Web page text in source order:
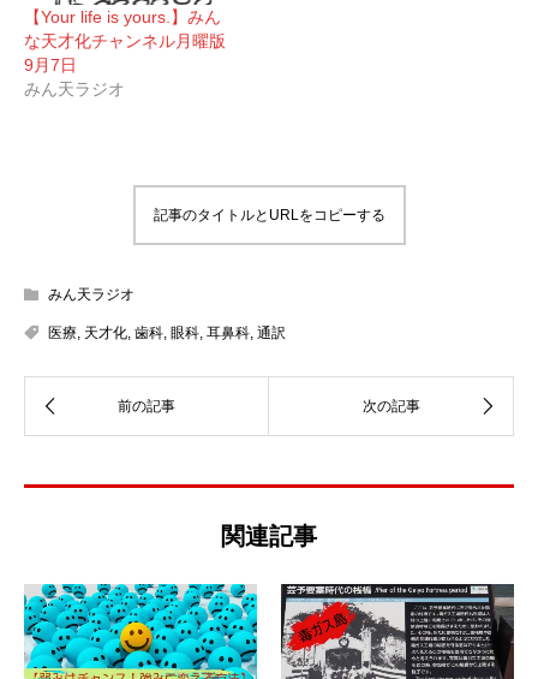
【Your life is yours.】みん
な天才化チャンネル月曜版
9月7日
みん天ラジオ
記事のタイトルとURLをコピーする
みん天ラジオ
医療 天才化 歯科 眼科 耳鼻科 通訳
関連記事